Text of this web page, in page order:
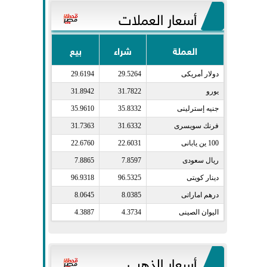
أسعار العملات
العملة شراء بيع
دولار أمريكى​ 29.5264
29.6194
يورو​ 31.7822
31.8942
جنيه إسترلينى​ 35.8332
35.9610
فرنك سويسرى​ 31.6332
31.7363
100 ين يابانى​ 22.6031
22.6760
ريال سعودى​ 7.8597
7.8865
دينار كويتى​ 96.5325
96.9318
درهم اماراتى​ 8.0385
8.0645
اليوان الصينى​ 4.3734
4.3887
أسعار الذهب